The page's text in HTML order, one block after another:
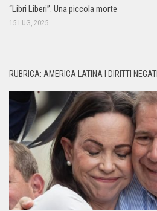
“Libri Liberi”. Una piccola morte
15 LUG, 2025
RUBRICA: AMERICA LATINA I DIRITTI NEGATI